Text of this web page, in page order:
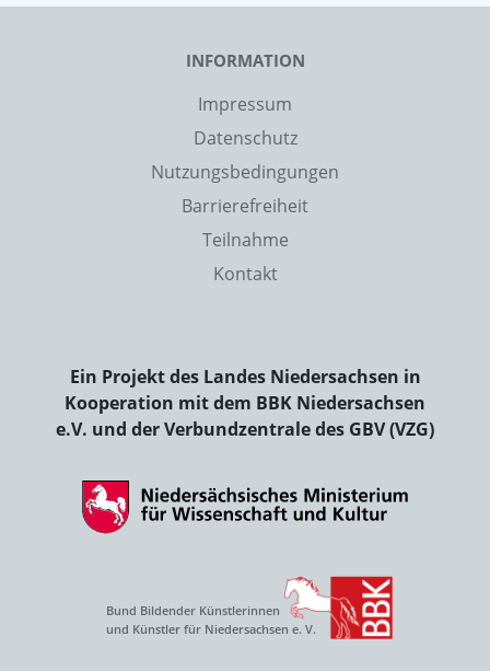
INFORMATION
Impressum
Datenschutz
Nutzungsbedingungen
Barrierefreiheit
Teilnahme
Kontakt
Ein Projekt des Landes Niedersachsen in
Kooperation mit dem BBK Niedersachsen
e.V. und der Verbundzentrale des GBV (VZG)
Bund Bildender Künstlerinnen
und Künstler für Niedersachsen e. V.